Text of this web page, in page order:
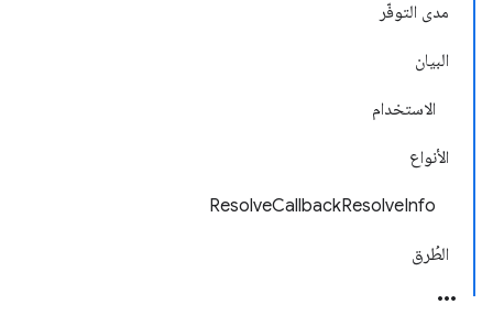
مدى التوفّر
البيان
الاستخدام
الأنواع
ResolveCallbackResolveInfo
الطُرق